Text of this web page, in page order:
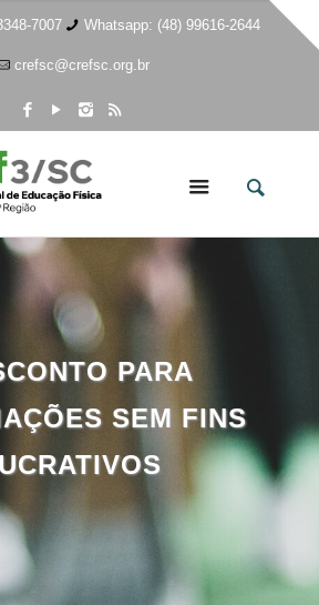
7007 Whatsapp: (48) 99616-2644
crefsc@crefsc.org.br
PARA
SEM FINS